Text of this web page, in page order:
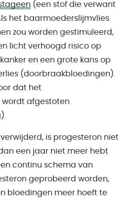
(een stof die verwant
het baarmoederslijmvlies
zou worden gestimuleerd,
licht verhoogd risico op
en een grote kans op
(doorbraakbloedingen).
dat het
afgestoten
is progesteron niet
een jaar niet meer hebt
continu schema van
geprobeerd worden,
bloedingen meer hoeft te